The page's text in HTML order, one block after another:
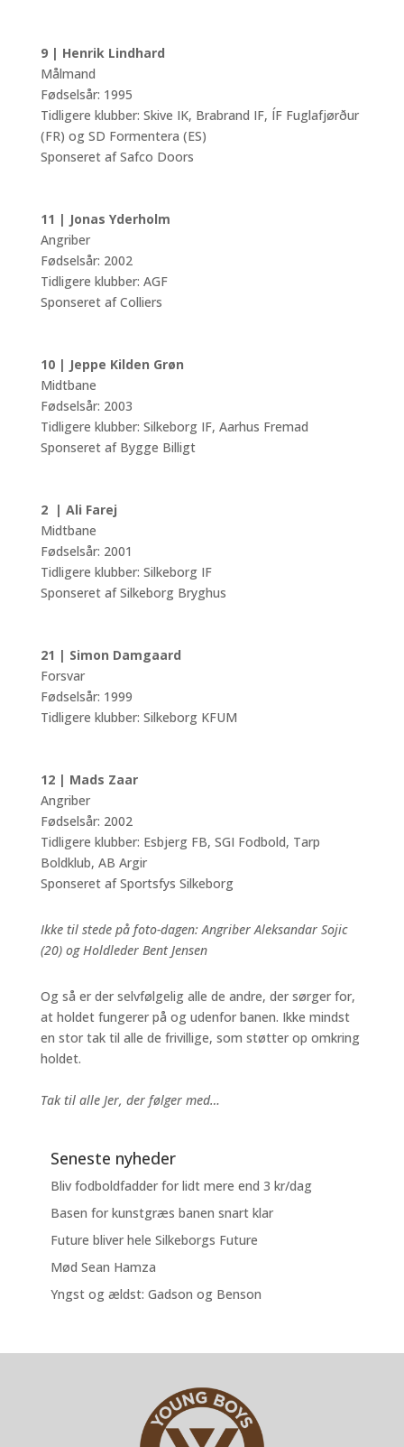
9 | Henrik Lindhard
Målmand
Fødselsår: 1995
Tidligere klubber: Skive IK, Brabrand IF, ÍF Fuglafjørður
(FR) og SD Formentera (ES)
Sponseret af Safco Doors
11 | Jonas Yderholm
Angriber
Fødselsår: 2002
Tidligere klubber: AGF
Sponseret af Colliers
10 | Jeppe Kilden Grøn
Midtbane
Fødselsår: 2003
Tidligere klubber: Silkeborg IF, Aarhus Fremad
Sponseret af Bygge Billigt
2 | Ali Farej
Midtbane
Fødselsår: 2001
Tidligere klubber: Silkeborg IF
Sponseret af Silkeborg Bryghus
21 | Simon Damgaard
Forsvar
Fødselsår: 1999
Tidligere klubber: Silkeborg KFUM
12 | Mads Zaar
Angriber
Fødselsår: 2002
Tidligere klubber: Esbjerg FB, SGI Fodbold, Tarp
Boldklub, AB Argir
Sponseret af Sportsfys Silkeborg
Ikke til stede på foto-dagen: Angriber Aleksandar Sojic
(20) og Holdleder Bent Jensen
Og så er der selvfølgelig alle de andre, der sørger for,
at holdet fungerer på og udenfor banen. Ikke mindst
en stor tak til alle de frivillige, som støtter op omkring
holdet.
Tak til alle Jer, der følger med…
Seneste nyheder
Bliv fodboldfadder for lidt mere end 3 kr/dag
Basen for kunstgræs banen snart klar
Future bliver hele Silkeborgs Future
Mød Sean Hamza
Yngst og ældst: Gadson og Benson